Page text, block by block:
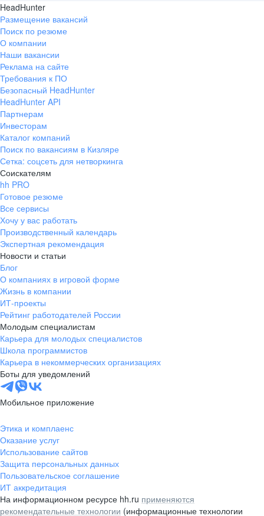
HeadHunter
Размещение вакансий
Поиск по резюме
О компании
Наши вакансии
Реклама на сайте
Требования к ПО
Безопасный HeadHunter
HeadHunter API
Партнерам
Инвесторам
Каталог компаний
Поиск по вакансиям в Кизляре
Сетка: соцсеть для нетворкинга
Соискателям
hh PRO
Готовое резюме
Все сервисы
Хочу у вас работать
Производственный календарь
Экспертная рекомендация
Новости и статьи
Блог
О компаниях в игровой форме
Жизнь в компании
ИТ-проекты
Рейтинг работодателей России
Молодым специалистам
Карьера для молодых специалистов
Школа программистов
Карьера в некоммерческих организациях
Боты для уведомлений
Мобильное приложение
Этика и комплаенс
Оказание услуг
Использование сайтов
Защита персональных данных
Пользовательское соглашение
ИТ аккредитация
На информационном ресурсе hh.ru применяются
рекомендательные технологии (информационные технологии